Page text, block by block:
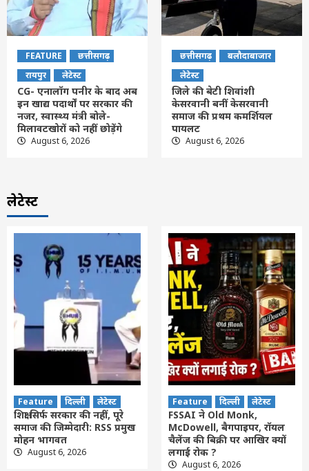
FEATURE
छत्तीसगढ़
रायपुर
लेटेस्ट
CG- एनालॉग पनीर के बाद अब
इन खाद्य पदार्थों पर सरकार की
नजर, स्वास्थ्य मंत्री बोले-
मिलावटखोरों को नहीं छोड़ेंगे
August 6, 2026
छत्तीसगढ़
बलौदाबाजार
लेटेस्ट
जिले की बेटी शिवांशी
केसरवानी बनीं केसरवानी
समाज की प्रथम कमर्शियल
पायलट
August 6, 2026
लेटेस्ट
Feature दिल्ली लेटेस्ट
शिक्षा सिर्फ सरकार की नहीं, पूरे
समाज की जिम्मेदारी: RSS प्रमुख
मोहन भागवत
August 6, 2026
Feature दिल्ली लेटेस्ट
FSSAI ने Old Monk,
McDowell, बैगपाइपर, रॉयल
चैलेंज की बिक्री पर आखिर क्यों
लगाई रोक ?
August 6, 2026